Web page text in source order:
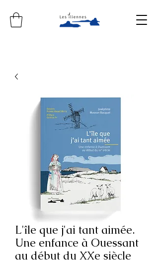
L'île que j'ai tant aimée.
Une enfance à Ouessant
au début du XXe siècle